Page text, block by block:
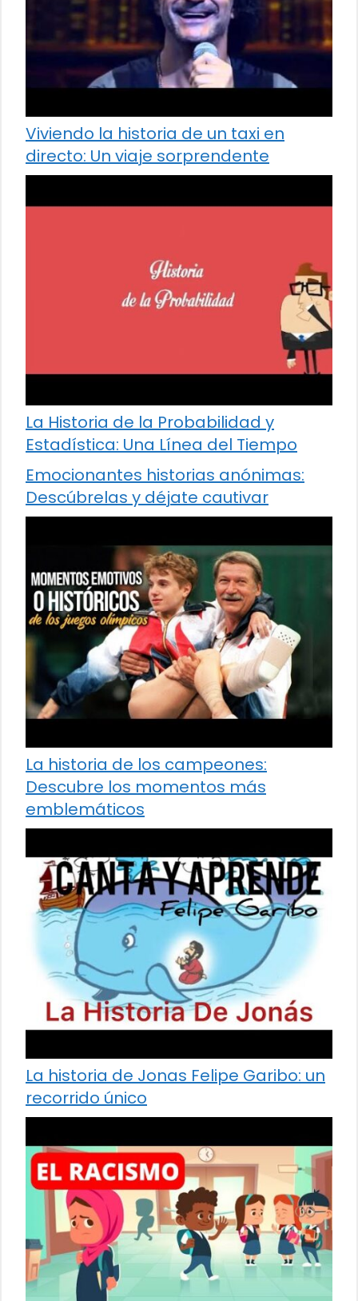
Viviendo la historia de un taxi en
directo: Un viaje sorprendente
La Historia de la Probabilidad y
Estadística: Una Línea del Tiempo
Emocionantes historias anónimas:
Descúbrelas y déjate cautivar
La historia de los campeones:
Descubre los momentos más
emblemáticos
La historia de Jonas Felipe Garibo: un
recorrido único